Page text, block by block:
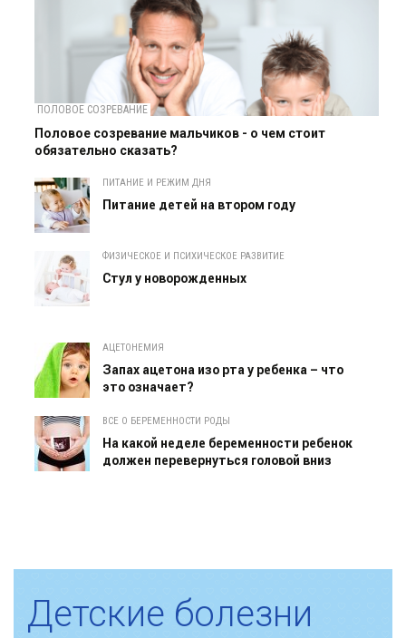
ПОЛОВОЕ СОЗРЕВАНИЕ
Половое созревание мальчиков - о чем стоит
обязательно сказать?
ПИТАНИЕ И РЕЖИМ ДНЯ
Питание детей на втором году
ФИЗИЧЕСКОЕ И ПСИХИЧЕСКОЕ РАЗВИТИЕ
Cтул у новорожденных
АЦЕТОНЕМИЯ
Запах ацетона изо рта у ребенка – что
это означает?
ВСЕ О БЕРЕМЕННОСТИ РОДЫ
На какой неделе беременности ребенок
должен перевернуться головой вниз
Детские болезни